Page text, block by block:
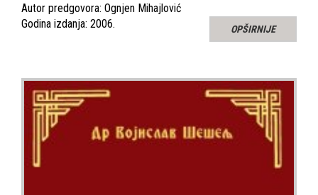
Autor predgovora: Ognjen Mihajlović
Godina izdanja: 2006.
OPŠIRNIJE